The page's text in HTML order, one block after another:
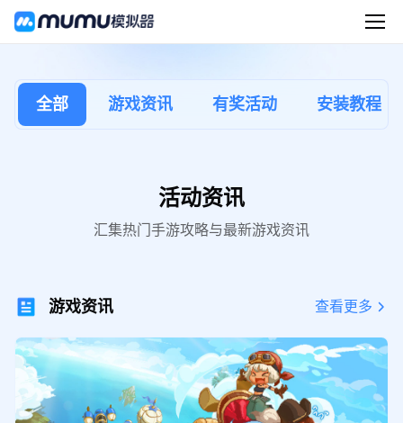
全部 游戏资讯 有奖活动 安装教程
活动资讯
汇集热门手游攻略与最新游戏资讯
游戏资讯 查看更多